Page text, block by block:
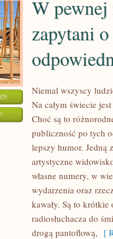
ON
W
zapytani o
Niemal wszyscy
Na całym świecie
Choć są to
publiczność po tych
lepszy humor. Jedną
artystyczne
własne numery, w
wydarzenia oraz
kawały. Są to
radiosłuchacza do
drogą pantoflową, [